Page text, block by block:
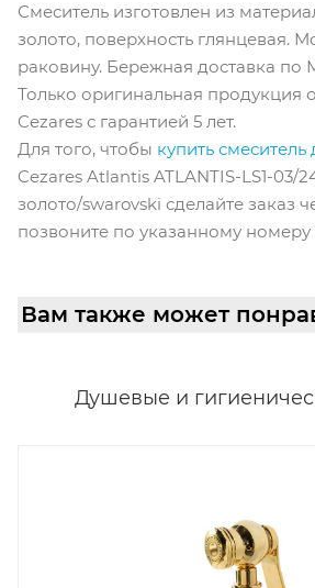
Смеситель изготовлен из
золото, поверхность глянцевая.
раковину. Бережная доставка по
Только оригинальная продукция
Cezares с гарантией 5 лет.
Для того, чтобы купить
Cezares Atlantis ATLANTIS-LS1-03/
золото/swarovski сделайте заказ
позвоните по указанному номеру
Вам также может
Душевые и